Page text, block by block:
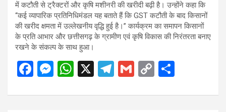
में कटौती से ट्रैक्टरों और कृषि मशीनरी की खरीदी बढ़ी है। उन्होंने कहा कि
‘‘कई व्यापारिक प्रतिनिधिमंडल यह बताते हैं कि GST कटौती के बाद किसानों
की खरीद क्षमता में उल्लेखनीय वृद्धि हुई है।’’ कार्यक्रम का समापन किसानों
के प्रति आभार और छत्तीसगढ़ के ग्रामीण एवं कृषि विकास की निरंतरता बनाए
रखने के संकल्प के साथ हुआ।
F
ce
M
se
W
at
X
T
e
G
ail
C
py ar